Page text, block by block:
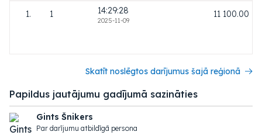
1. 1 14:29:28
2025-11-09
11 100.00
Skatīt noslēgtos darījumus šajā reģionā
Papildus jautājumu gadījumā sazināties
Gints Šnikers
Par darījumu atbildīgā persona